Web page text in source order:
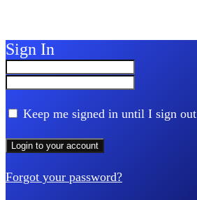
Sign In
Keep me signed in until I sign out
Forgot your password?